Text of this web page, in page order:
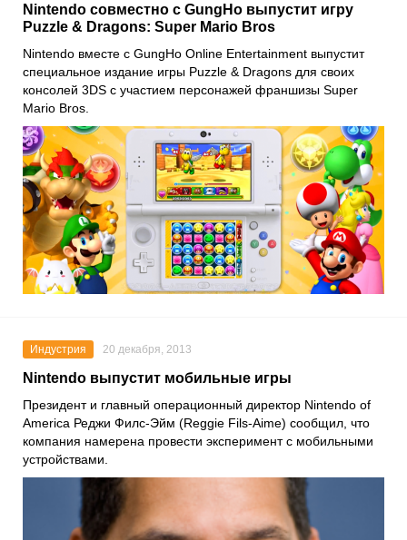
Nintendo совместно с GungHo выпустит игру
Puzzle & Dragons: Super Mario Bros
Nintendo вместе с GungHo Online Entertainment выпустит
специальное издание игры Puzzle & Dragons для своих
консолей 3DS с участием персонажей франшизы Super
Mario Bros.
Индустрия 20 декабря, 2013
Nintendo выпустит мобильные игры
Президент и главный операционный директор Nintendo of
America Реджи Филс-Эйм (Reggie Fils-Aime) сообщил, что
компания намерена провести эксперимент с мобильными
устройствами.